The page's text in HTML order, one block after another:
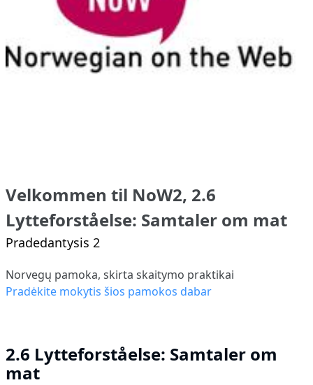
Velkommen til NoW2, 2.6
Lytteforståelse: Samtaler om mat
Pradedantysis 2
Norvegų pamoka, skirta skaitymo praktikai
Pradėkite mokytis šios pamokos dabar
2.6 Lytteforståelse: Samtaler om
mat